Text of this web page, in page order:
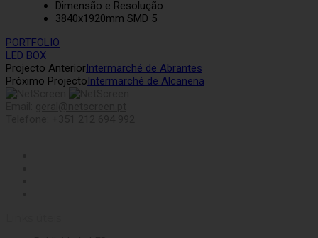
Dimensão e Resolução
3840x1920mm SMD 5
PORTFOLIO
LED BOX
Projecto AnteriorIntermarché de Abrantes
Próximo ProjectoIntermarché de Alcanena